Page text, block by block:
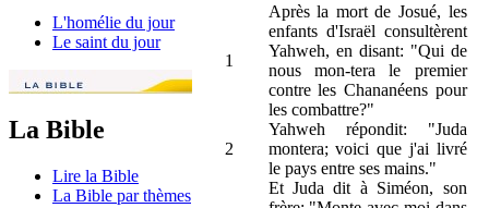
L'homélie du jour
Le saint du jour
La Bible
Lire la Bible
La Bible par thèmes
1
Après la mort de Josué, les
enfants d'Israël consultèrent
Yahweh, en disant: "Qui de
nous mon-tera le premier
contre les Chananéens pour
les combattre?"
2
Yahweh répondit: "Juda
montera; voici que j'ai livré
le pays entre ses mains."
Et Juda dit à Siméon, son